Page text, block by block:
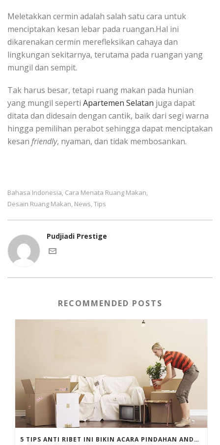
Meletakkan cermin adalah salah satu cara untuk
menciptakan kesan lebar pada ruangan.Hal ini
dikarenakan cermin merefleksikan cahaya dan
lingkungan sekitarnya, terutama pada ruangan yang
mungil dan sempit.
Tak harus besar, tetapi ruang makan pada hunian
yang mungil seperti Apartemen Selatan juga dapat
ditata dan didesain dengan cantik, baik dari segi warna
hingga pemilihan perabot sehingga dapat menciptakan
kesan friendly, nyaman, dan tidak membosankan.
Bahasa Indonesia, Cara Menata Ruang Makan,
Desain Ruang Makan, News, Tips
Pudjiadi Prestige
RECOMMENDED POSTS
5 TIPS ANTI RIBET INI BIKIN ACARA PINDAHAN ANDA JADI SERU DAN MENYENANGKAN